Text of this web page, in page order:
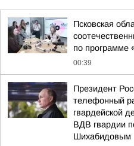
Псковская
по программе
00:39
Президент
телефонный
гвардейской
ВДВ гвардии
Шихабидовым